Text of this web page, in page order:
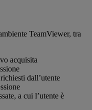
TeamViewer, tra
acquisita
dall’utente
a cui l’utente è